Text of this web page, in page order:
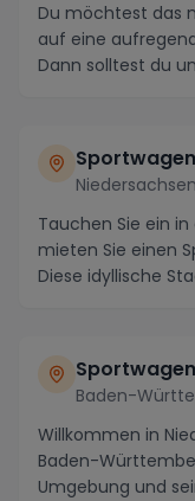
Du möchtest das
auf eine
Dann solltest du
Niedersachsen
Tauchen Sie ein
mieten Sie einen
Diese idyllische
Baden-
Willkommen in
Baden-
Umgebung und